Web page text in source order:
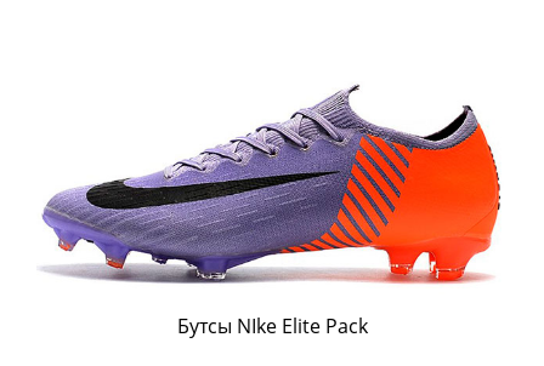
Бутсы NIke Elite Pack